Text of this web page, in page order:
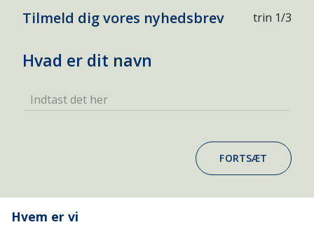
Tilmeld dig vores nyhedsbrev trin 1/3
Hvad er dit navn
Indtast det her
FORTSÆT
Hvem er vi